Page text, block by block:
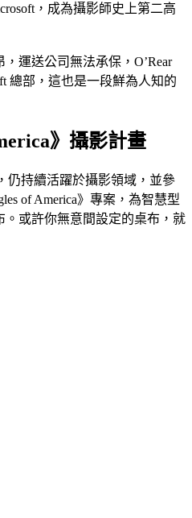
，成為攝影師史上第二高
運送公司無法承保，O’Rear
總部，這也是一段鮮為人知的
》攝影計畫
仍持續活躍於攝影領域，並參
of America》專案，為智慧型
或許你無意間設定的桌布，就